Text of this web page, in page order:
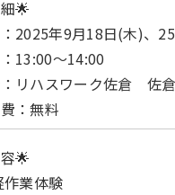
🌟
2025年9月18日(木)、25
13:00～14:00
リハスワーク佐倉 佐
：無料
🌟
作業体験